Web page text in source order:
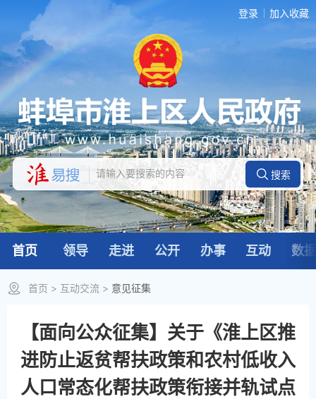
登录 加入收藏
首页 领导 走进 公开 办事 互动 数
首页 > 互动交流 > 意见征集
【面向公众征集】关于《淮上区推
进防止返贫帮扶政策和农村低收入
人口常态化帮扶政策衔接并轨试点